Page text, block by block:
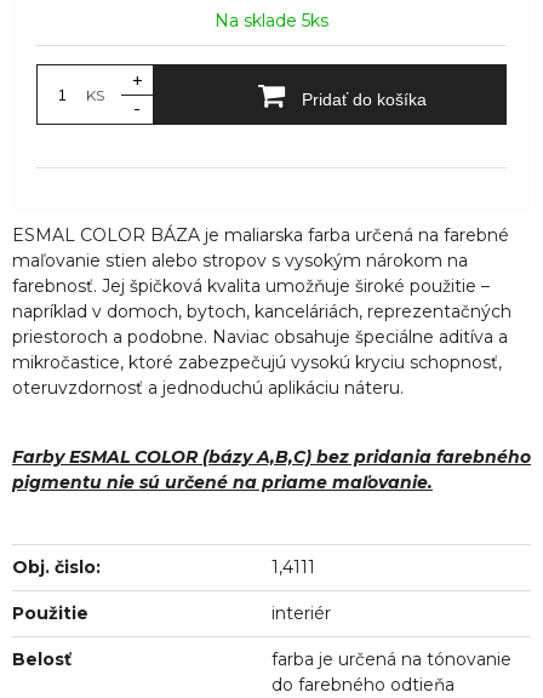
Na sklade 5ks
KS
+
-
Pridať do košíka
ESMAL COLOR BÁZA je maliarska farba určená na farebné
maľovanie stien alebo stropov s vysokým nárokom na
farebnosť. Jej špičková kvalita umožňuje široké použitie –
napríklad v domoch, bytoch, kanceláriách, reprezentačných
priestoroch a podobne. Naviac obsahuje špeciálne aditíva a
mikročastice, ktoré zabezpečujú vysokú kryciu schopnosť,
oteruvzdornosť a jednoduchú aplikáciu náteru.
Farby ESMAL COLOR (bázy A,B,C) bez pridania farebného
pigmentu nie sú určené na priame maľovanie.
Obj. čislo: 1,4111
Použitie interiér
Belosť
farba je určená na tónovanie
do farebného odtieňa